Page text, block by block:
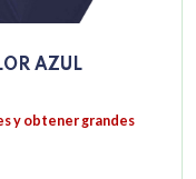
AZUL
y obtener grandes